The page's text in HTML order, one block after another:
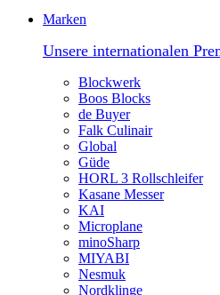
Marken
Unsere internationalen
Blockwerk
Boos Blocks
de Buyer
Falk Culinair
Global
Güde
HORL 3 Rollschleifer
Kasane Messer
KAI
Microplane
minoSharp
MIYABI
Nesmuk
Nordklinge